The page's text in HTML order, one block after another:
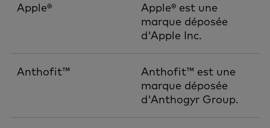
Apple®
Apple® est une
marque déposée
d'Apple Inc.
Anthofit™
Anthofit™ est une
marque déposée
d'Anthogyr Group.